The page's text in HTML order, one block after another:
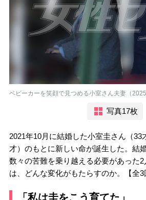
ベビーカーを笑顔で見つめる小室さん夫妻（2025
写真17枚
2021年10月に結婚した小室圭さん（33
才）のもとに新しい命が誕生した。結
数々の苦難を乗り越える必要があった
は、どんな変化がもたらすのか。【全3
「私は圭をこう育てた」